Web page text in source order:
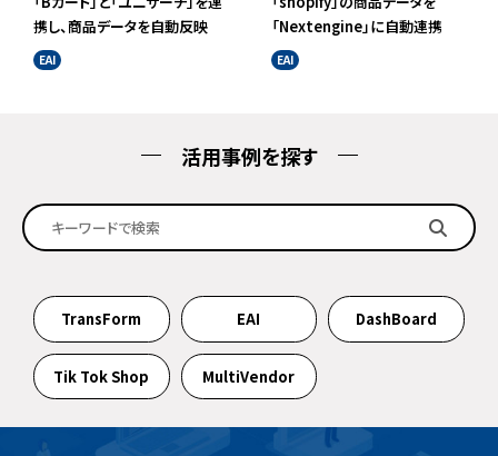
携し、商品データを自動反映
EAI
「Nextengine」に自動連携
EAI
活用事例を探す
TransForm EAI DashBoard
Tik Tok Shop MultiVendor